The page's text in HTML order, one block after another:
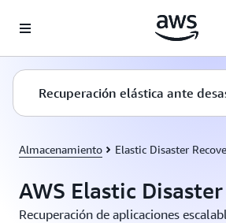
Recuperación elástica ante
Almacenamiento Elastic Disaster
AWS Elastic
Recuperación de aplicaciones